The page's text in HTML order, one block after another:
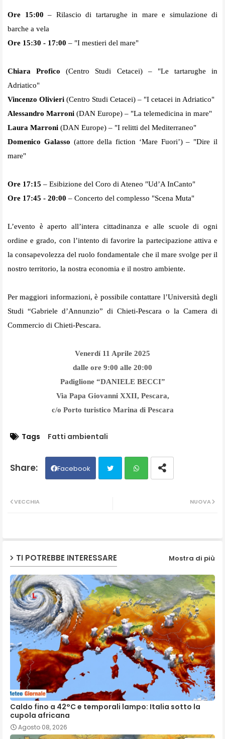
Ore 15:00 – Rilascio di tartarughe in mare e simulazione di
barche a vela
Ore 15:30 - 17:00 – "I mestieri del mare"
Chiara Profico (Centro Studi Cetacei) – "Le tartarughe in
Adriatico"
Vincenzo Olivieri (Centro Studi Cetacei) – "I cetacei in Adriatico"
Alessandro Marroni (DAN Europe) – "La telemedicina in mare"
Laura Marroni (DAN Europe) – "I relitti del Mediterraneo"
Domenico Galasso (attore della fiction ‘Mare Fuori’) – "Dire il
mare"
Ore 17:15 – Esibizione del Coro di Ateneo "Ud’A InCanto"
Ore 17:45 - 20:00 – Concerto del complesso "Scena Muta"
L’evento è aperto all’intera cittadinanza e alle scuole di ogni
ordine e grado, con l’intento di favorire la partecipazione attiva e
la consapevolezza del ruolo fondamentale che il mare svolge per il
nostro territorio, la nostra economia e il nostro ambiente.
Per maggiori informazioni, è possibile contattare l’Università degli
Studi “Gabriele d’Annunzio” di Chieti-Pescara o la Camera di
Commercio di Chieti-Pescara.
Venerdí 11 Aprile 2025
dalle ore 9:00 alle 20:00
Padiglione “DANIELE BECCI”
Via Papa Giovanni XXII, Pescara,
c/o Porto turistico Marina di Pescara
Tags Fatti ambientali
Facebook
NUOVA
VECCHIA
TI POTREBBE INTERESSARE Mostra di più
Caldo fino a 42°C e temporali lampo: Italia sotto la
cupola africana
Agosto 08, 2026